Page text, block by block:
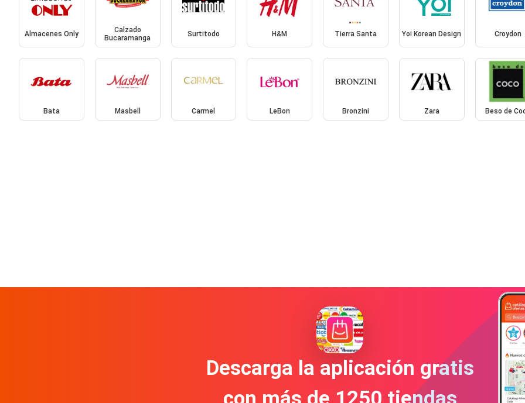
Almacenes Only
Calzado
Bucaramanga
Surtitodo H&M Tierra Santa Yoi Korean Design Croydon
Bata Masbell Carmel LeBon Bronzini Zara Beso de
Descarga la aplicación gratis